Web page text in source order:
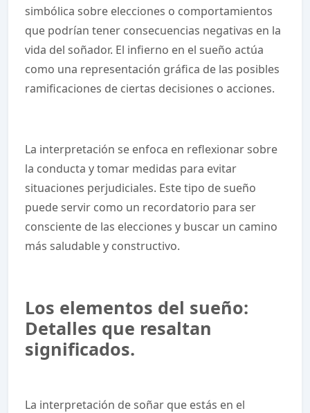
simbólica sobre elecciones o comportamientos
que podrían tener consecuencias negativas en la
vida del soñador. El infierno en el sueño actúa
como una representación gráfica de las posibles
ramificaciones de ciertas decisiones o acciones.
La interpretación se enfoca en reflexionar sobre
la conducta y tomar medidas para evitar
situaciones perjudiciales. Este tipo de sueño
puede servir como un recordatorio para ser
consciente de las elecciones y buscar un camino
más saludable y constructivo.
Los elementos del sueño:
Detalles que resaltan
significados.
La interpretación de soñar que estás en el